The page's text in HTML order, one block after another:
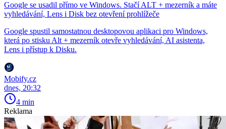
Google se usadil přímo ve Windows. Stačí ALT + mezerník a máte
vyhledávání, Lens i Disk bez otevření prohlížeče
Google spustil samostatnou desktopovou aplikaci pro Windows,
která po stisku Alt + mezerník otevře vyhledávání, AI asistenta,
Lens i přístup k Disku.
Mobify.cz
dnes, 20:32
4 min
Reklama